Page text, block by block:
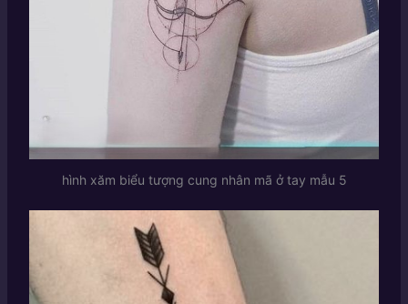
hình xăm biểu tượng cung nhân mã ở tay mẫu 5